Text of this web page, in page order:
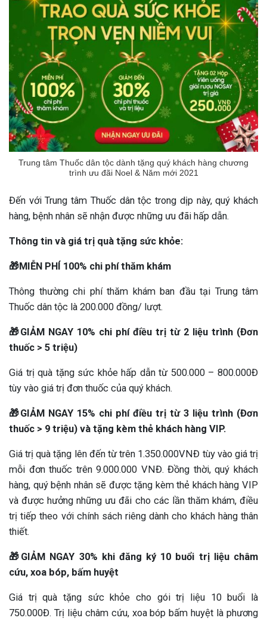
Sau Sinh Có Tự Khỏi
Thông Tin Cần Biết
sau sinh là tình trạng viêm da
phổ biến, khiến đôi bàn tay,
của chị em trở nên khô...
Trung tâm Thuốc dân tộc dành tặng quý khách hàng chương
trình ưu đãi Noel & Năm mới 2021
Đến với Trung tâm Thuốc dân tộc trong dịp này, quý khách
hàng, bệnh nhân sẽ nhận được những ưu đãi hấp dẫn.
Thông tin và giá trị quà tặng sức khỏe:
🎁MIỄN PHÍ 100% chi phí thăm khám
Thông thường chi phí thăm khám ban đầu tại Trung tâm
Thuốc dân tộc là 200.000 đồng/ lượt.
🎁GIẢM NGAY 10% chi phí điều trị từ 2 liệu trình (Đơn
thuốc > 5 triệu)
Giá trị quà tặng sức khỏe hấp dẫn từ 500.000 – 800.000Đ
tùy vào giá trị đơn thuốc của quý khách.
🎁GIẢM NGAY 15% chi phí điều trị từ 3 liệu trình (Đơn
thuốc > 9 triệu) và tặng kèm thẻ khách hàng VIP.
Giá trị quà tặng lên đến từ trên 1.350.000VNĐ tùy vào giá trị
mỗi đơn thuốc trên 9.000.000 VNĐ. Đồng thời, quý khách
hàng, quý bệnh nhân sẽ được tặng kèm thẻ khách hàng VIP
và được hưởng những ưu đãi cho các lần thăm khám, điều
trị tiếp theo với chính sách riêng dành cho khách hàng thân
thiết.
🎁GIẢM NGAY 30% khi đăng ký 10 buổi trị liệu châm
cứu, xoa bóp, bấm huyệt
Giá trị quà tặng sức khỏe cho gói trị liệu 10 buổi là
750.000Đ. Trị liệu châm cứu, xoa bóp bấm huyệt là phương